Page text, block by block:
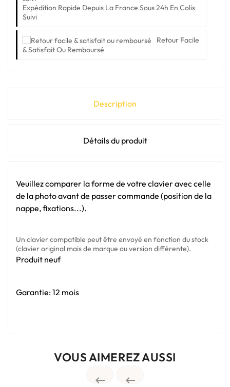
Expédition Rapide Depuis La France Sous 24h En Colis
Suivi
Retour Facile
& Satisfait Ou Remboursé
Description
Détails du produit
Veuillez comparer la forme de votre clavier avec celle
de la photo avant de passer commande (position de la
nappe, fixations...).
Un clavier compatible peut être envoyé en fonction du stock
(clavier original mais de marque ou version différente).
Produit neuf
Garantie: 12 mois
VOUS AIMEREZ AUSSI
 